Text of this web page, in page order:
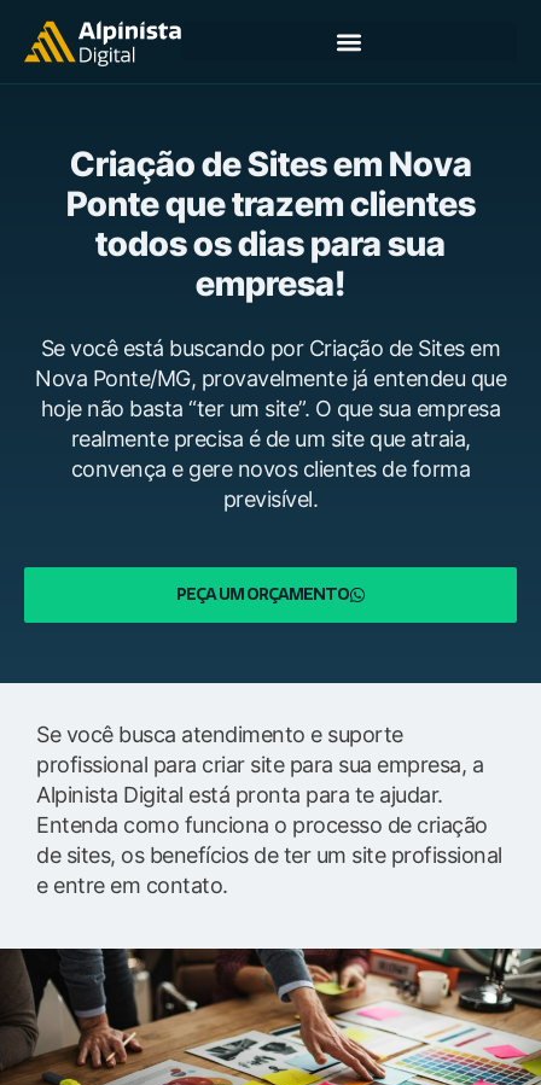
Criação de Sites em Nova
Ponte que trazem clientes
todos os dias para sua
empresa!
Se você está buscando por Criação de Sites em
Nova Ponte/MG, provavelmente já entendeu que
hoje não basta “ter um site”. O que sua empresa
realmente precisa é de um site que atraia,
convença e gere novos clientes de forma
previsível.
PEÇA UM ORÇAMENTO
Se você busca atendimento e suporte
profissional para criar site para sua empresa, a
Alpinista Digital está pronta para te ajudar.
Entenda como funciona o processo de criação
de sites, os benefícios de ter um site profissional
e entre em contato.